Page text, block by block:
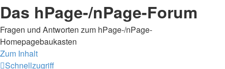
Das hPage-/nPage-Forum
Fragen und Antworten zum hPage-/nPage-
Homepagebaukasten
Zum Inhalt
Schnellzugriff